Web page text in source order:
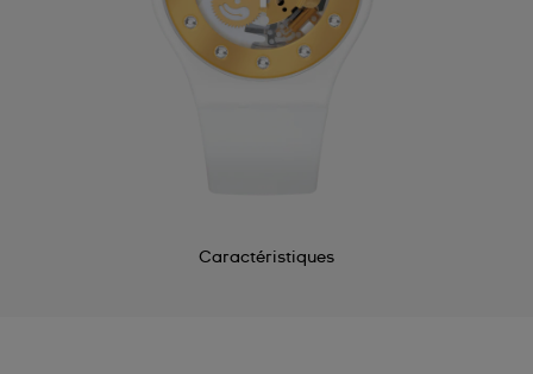
Caractéristiques